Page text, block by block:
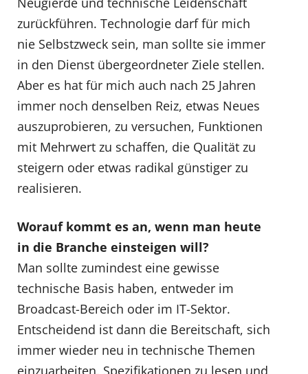
zurückführen. Technologie darf für mich
nie Selbstzweck sein, man sollte sie immer
in den Dienst übergeordneter Ziele stellen.
Aber es hat für mich auch nach 25 Jahren
immer noch denselben Reiz, etwas Neues
auszuprobieren, zu versuchen, Funktionen
mit Mehrwert zu schaffen, die Qualität zu
steigern oder etwas radikal günstiger zu
realisieren.
Worauf kommt es an, wenn man heute
in die Branche einsteigen will?
Man sollte zumindest eine gewisse
technische Basis haben, entweder im
Broadcast-Bereich oder im IT-Sektor.
Entscheidend ist dann die Bereitschaft, sich
immer wieder neu in technische Themen
einzuarbeiten, Spezifikationen zu lesen und